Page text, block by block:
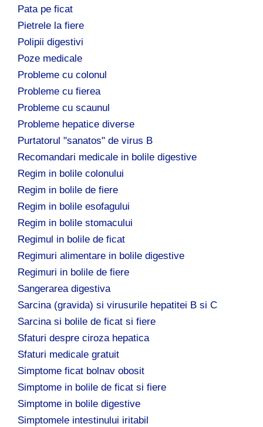
Pata pe ficat
Pietrele la fiere
Polipii digestivi
Poze medicale
Probleme cu colonul
Probleme cu fierea
Probleme cu scaunul
Probleme hepatice diverse
Purtatorul "sanatos" de virus B
Recomandari medicale in bolile digestive
Regim in bolile colonului
Regim in bolile de fiere
Regim in bolile esofagului
Regim in bolile stomacului
Regimul in bolile de ficat
Regimuri alimentare in bolile digestive
Regimuri in bolile de fiere
Sangerarea digestiva
Sarcina (gravida) si virusurile hepatitei B si C
Sarcina si bolile de ficat si fiere
Sfaturi despre ciroza hepatica
Sfaturi medicale gratuit
Simptome ficat bolnav obosit
Simptome in bolile de ficat si fiere
Simptome in bolile digestive
Simptomele intestinului iritabil